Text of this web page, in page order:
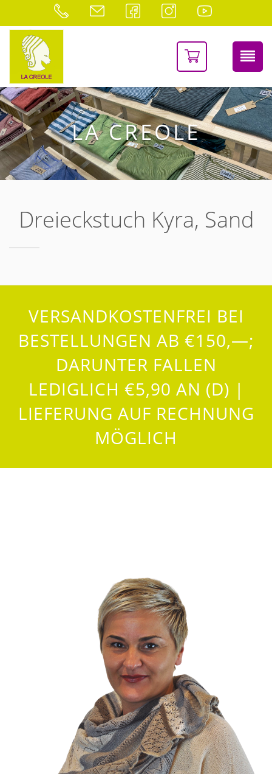
LA CREOLE
Dreieckstuch Kyra, Sand
VERSANDKOSTENFREI BEI
BESTELLUNGEN AB €150,—;
DARUNTER FALLEN
LEDIGLICH €5,90 AN (D) |
LIEFERUNG AUF RECHNUNG
MÖGLICH